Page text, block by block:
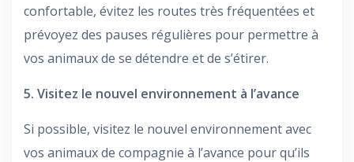
confortable, évitez les routes très fréquentées et
prévoyez des pauses régulières pour permettre à
vos animaux de se détendre et de s’étirer.
5. Visitez le nouvel environnement à l’avance
Si possible, visitez le nouvel environnement avec
vos animaux de compagnie à l’avance pour qu’ils